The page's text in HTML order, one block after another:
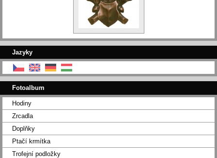
Jazyky
Fotoalbum
Hodiny
Zrcadla
Doplňky
Ptačí krmítka
Trofejní podložky